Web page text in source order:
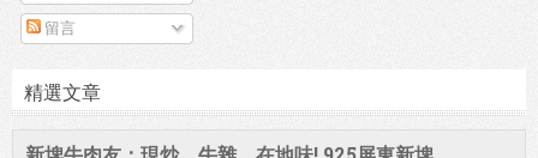
留言
精選文章